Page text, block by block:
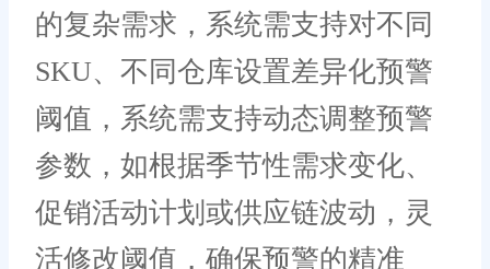
的复杂需求，系统需支持对不同
SKU、不同仓库设置差异化预警
阈值，系统需支持动态调整预警
参数，如根据季节性需求变化、
促销活动计划或供应链波动，灵
活修改阈值，确保预警的精准